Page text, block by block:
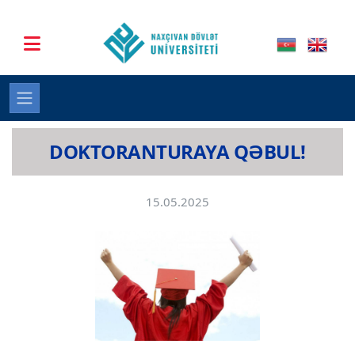
DOKTORANTURAYA QƏBUL!
15.05.2025